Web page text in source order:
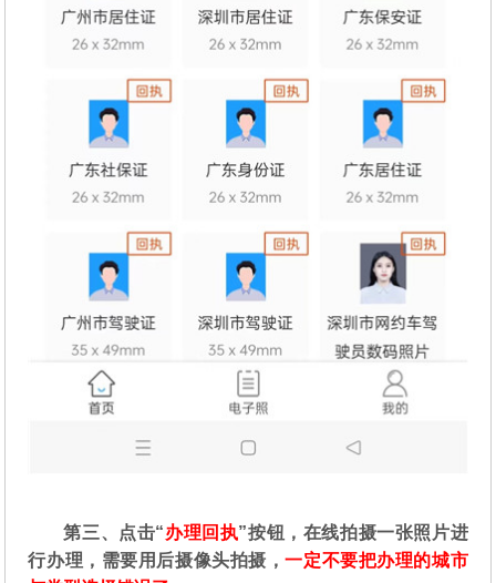
第三、点击“办理回执”按钮，在线拍摄一张照片进
行办理，需要用后摄像头拍摄，一定不要把办理的城市